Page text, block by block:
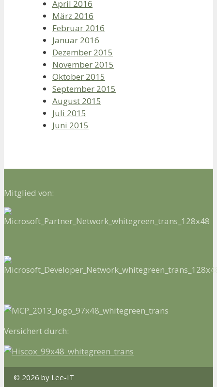
April 2016
März 2016
Februar 2016
Januar 2016
Dezember 2015
November 2015
Oktober 2015
September 2015
August 2015
Juli 2015
Juni 2015
Mitglied von:
Versichert durch:
© 2026 by Lee-IT